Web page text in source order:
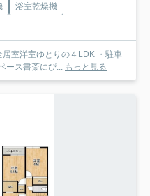
浴室乾燥機
居室洋室ゆとりの４LDK ・駐車
ース書斎にぴ...
もっと見る